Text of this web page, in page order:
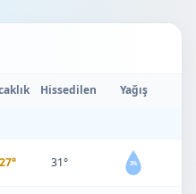
Hissedilen Yağış
27° 31° 3%